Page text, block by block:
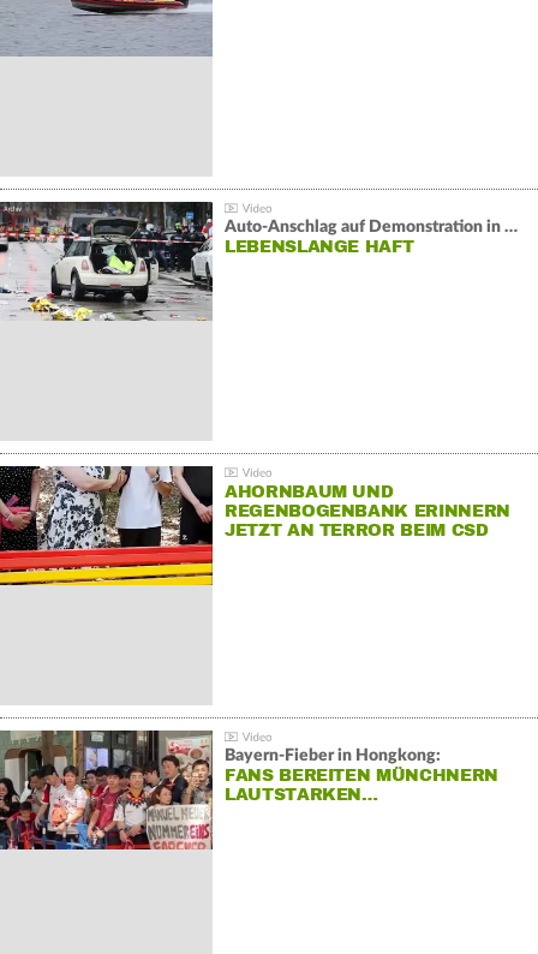
Auto-Anschlag auf Demonstration in München:
LEBENSLANGE HAFT
AHORNBAUM UND
REGENBOGENBANK ERINNERN
JETZT AN TERROR BEIM CSD
Bayern-Fieber in Hongkong:
FANS BEREITEN MÜNCHNERN
LAUTSTARKEN…